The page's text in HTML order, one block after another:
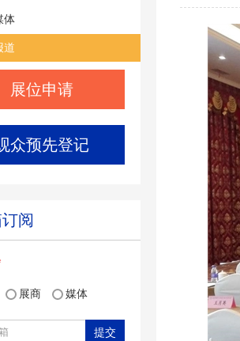
体
道
展位申请
众预先登记
阅
展商 媒体